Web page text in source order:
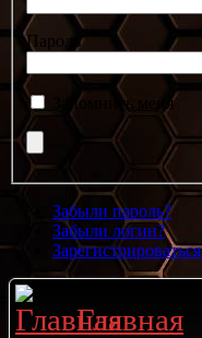
Пароль
Запомнить меня
Забыли пароль?
Забыли логин?
Зарегистрироваться
Главная